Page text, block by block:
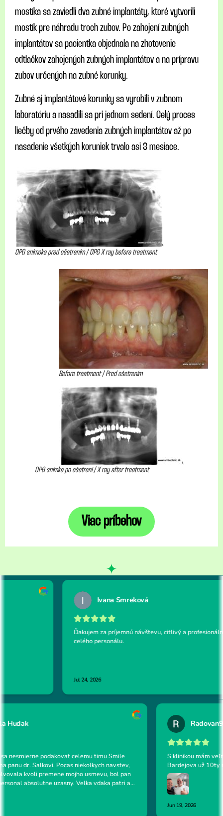
mostíka sa zaviedli dva zubné implantáty, ktoré vytvorili
mostík pre náhradu troch zubov. Po zahojení zubných
implantátov sa pacientka objednala na zhotovenie
odtlačkov zahojených zubných implantátov a na prípravu
zubov určených na zubné korunky.
Zubné aj implantátové korunky sa vyrobili v zubnom
laboratóriu a nasadili sa pri jednom sedení. Celý proces
liečby od prvého zavedenia zubných implantátov až po
nasadenie všetkých koruniek trvalo asi 3 mesiace.
OPG snímoka pred ošetrením / OPG X ray before treatment
Before treatment / Pred ošetrením
OPG snímka po ošetrení / X ray after treatment
Viac príbehov